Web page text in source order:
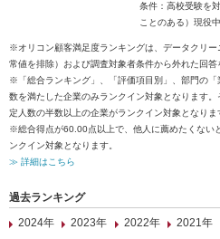
条件：高校受験を
ことのある）現役
※オリコン顧客満足度ランキングは、データクリ
常値を排除）および調査対象者条件から外れた回答
※「総合ランキング」、「評価項目別」、部門の「
数を満たした企業のみランクイン対象となります
定人数の半数以上の企業がランクイン対象となりま
※総合得点が60.00点以上で、他人に薦めたくない
ンクイン対象となります。
≫ 詳細はこちら
過去ランキング
2024年
2023年 2022年 2021年